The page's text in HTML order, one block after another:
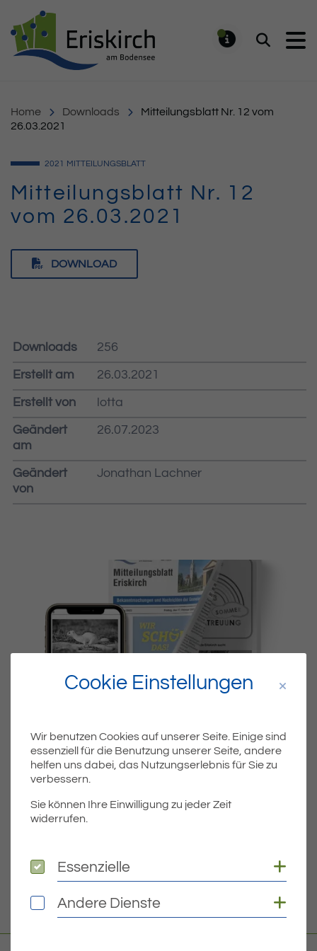
Suchen
Home Downloads
Mitteilungsblatt Nr. 12 vom
26.03.2021
2021 MITTEILUNGSBLATT
Mitteilungsblatt Nr. 12
vom 26.03.2021
DOWNLOAD
Downloads 256
Erstellt am 26.03.2021
Erstellt von lotta
Geändert
am
26.07.2023
Geändert
von
Jonathan Lachner
Dateiname MIBLA-12-2021.PDF
Dateigröße
DOWNLOAD
Cookie Einstellungen
Wir benutzen Cookies auf unserer Seite. Einige sind
essenziell für die Benutzung unserer Seite, andere
helfen uns dabei, das Nutzungserlebnis für Sie zu
verbessern.
Sie können Ihre Einwilligung zu jeder Zeit
widerrufen.
Essenzielle
Essenzielle
Andere Dienste
Andere Dienste